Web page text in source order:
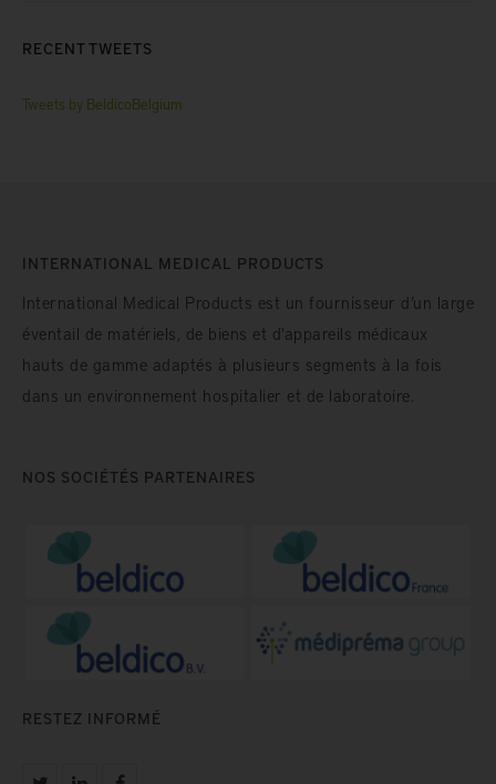
RECENT TWEETS
Tweets by BeldicoBelgium
INTERNATIONAL MEDICAL PRODUCTS
International Medical Products est un fournisseur d’un large
éventail de matériels, de biens et d'appareils médicaux
hauts de gamme adaptés à plusieurs segments à la fois
dans un environnement hospitalier et de laboratoire.
NOS SOCIÉTÉS PARTENAIRES
RESTEZ INFORMÉ